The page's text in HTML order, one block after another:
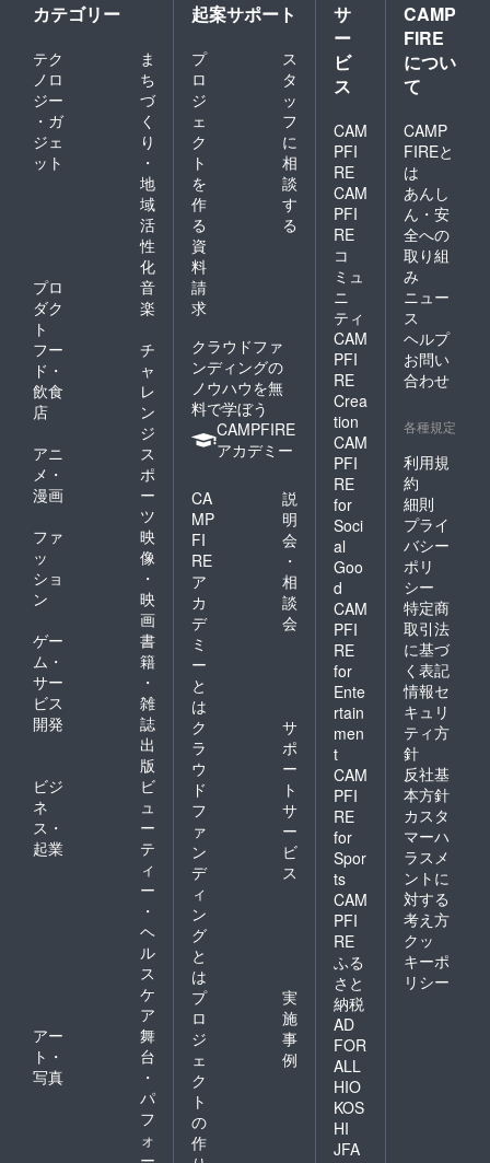
カテゴリー
テク
ノロ
ジー
・ガ
ジェ
ット
ま
ち
づ
く
り
・
地
域
活
性
化
プロ
ダク
ト
音
楽
フー
ド・
飲食
店
チ
ャ
レ
ン
ジ
アニ
メ・
漫画
ス
ポ
ー
ツ
ファ
ッ
ショ
ン
映
像
・
映
画
ゲー
ム・
サー
ビス
開発
書
籍
・
雑
誌
出
版
ビジ
ネ
ス・
起業
ビ
ュ
ー
テ
ィ
ー
・
ヘ
ル
ス
ケ
ア
アー
ト・
写真
舞
台
・
パ
フ
ォ
起案サポート
プ
ロ
ジ
ェ
ク
ト
を
作
る
ス
タ
ッ
フ
に
相
談
す
る
資
料
請
求
クラウドファ
ンディングの
ノウハウを無
料で学ぼう
CAMPFIRE
アカデミー
CA
MP
FI
RE
ア
カ
デ
ミ
ー
と
は
説
明
会
・
相
談
会
ク
ラ
ウ
ド
フ
ァ
ン
デ
ィ
ン
グ
と
は
サ
ポ
ー
ト
サ
ー
ビ
ス
プ
ロ
ジ
ェ
ク
ト
の
作
実
施
事
例
サ
ー
ビ
ス
CAM
PFI
RE
CAM
PFI
RE
コ
ミュ
ニ
ティ
CAM
PFI
RE
Crea
tion
CAM
PFI
RE
for
Soci
al
Goo
d
CAM
PFI
RE
for
Ente
rtain
men
t
CAM
PFI
RE
for
Spor
ts
CAM
PFI
RE
ふる
さと
納税
AD
FOR
ALL
HIO
KOS
HI
JFA
CAMP
FIRE
につい
て
CAMP
FIREと
は
あんし
ん・安
全への
取り組
み
ニュー
ス
ヘルプ
お問い
合わせ
各種規定
利用規
約
細則
プライ
バシー
ポリ
シー
特定商
取引法
に基づ
く表記
情報セ
キュリ
ティ方
針
反社基
本方針
カスタ
マーハ
ラスメ
ントに
対する
考え方
クッ
キーポ
リシー